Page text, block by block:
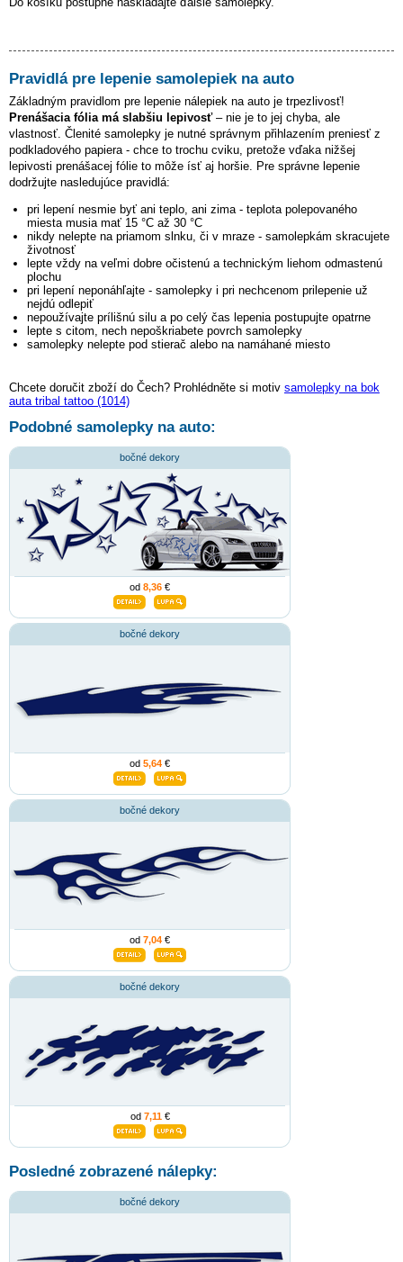
Pravidlá pre lepenie samolepiek na auto
Základným pravidlom pre lepenie nálepiek na auto je trpezlivosť!
Prenášacia fólia má slabšiu lepivosť– nie je to jej chyba, ale
vlastnosť. Členité samolepky je nutné správnym přihlazením preniesť z
podkladového papiera - chce to trochu cviku, pretože vďaka nižšej
lepivosti prenášacej fólie to môže ísť aj horšie. Pre správne lepenie
dodržujte nasledujúce pravidlá:
pri lepení nesmie byť ani teplo, ani zima - teplota polepovaného
miesta musia mať 15 °C až 30 °C
nikdy nelepte na priamom slnku, či v mraze - samolepkám skracujete
životnosť
lepte vždy na veľmi dobre očistenú a technickým liehom odmastenú
plochu
pri lepení neponáhľajte - samolepky i pri nechcenom prilepenie už
nejdú odlepiť
nepoužívajte prílišnú silu a po celý čas lepenia postupujte opatrne
lepte s citom, nech nepoškriabete povrch samolepky
samolepky nelepte pod stierač alebo na namáhané miesto
Chcete doručit zboží do Čech? Prohlédněte si motiv samolepky na bok
auta tribal tattoo (1014)
Podobné samolepky na auto:
bočné dekory
od 8,36 €
bočné dekory
od 5,64 €
bočné dekory
od 7,04 €
bočné dekory
od 7,11€
Posledné zobrazené nálepky:
bočné dekory